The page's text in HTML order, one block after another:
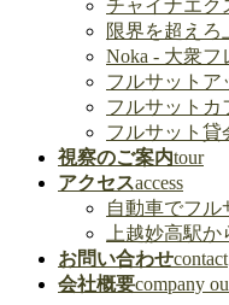
チャイナエク
限界を超えろ
Noka - 大衆フ
フルサットア
フルサットカ
フルサット貸
視察のご案内tour
アクセスaccess
自動車でフル
上越妙高駅
お問い合わせcontact
会社概要company